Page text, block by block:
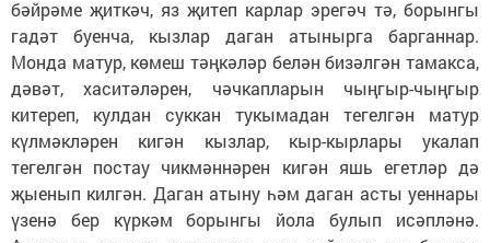
бәйрәме җиткәч, яз җитеп карлар эрегәч тә, борынгы
гадәт буенча, кызлар даган атынырга барганнар.
Монда матур, көмеш тәңкәләр белән бизәлгән тамакса,
дәвәт, хаситәләрен, чәчкапларын чыңгыр-чыңгыр
китереп, кулдан суккан тукымадан тегелгән матур
күлмәкләрен кигән кызлар, кыр-кырлары укалап
тегелгән постау чикмәннәрен кигән яшь егетләр дә
җыенып килгән. Даган атыну һәм даган асты уеннары
үзенә бер күркәм борынгы йола булып исәпләнә.